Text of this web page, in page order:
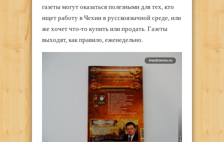
газеты могут оказаться полезными для тех, кто
ищет работу в Чехии в русскоязычной среде, или
же хочет что-то купить или продать. Газеты
выходят, как правило, еженедельно.